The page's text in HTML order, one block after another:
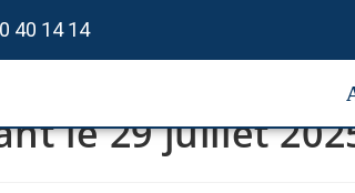
40 14 14
d’impôt de 10%
le 29 juillet